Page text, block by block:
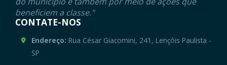
beneficiem a classe."
CONTATE-NOS
Endereço: Rua César Giacomini, 241, Lençóis Paulista -
SP